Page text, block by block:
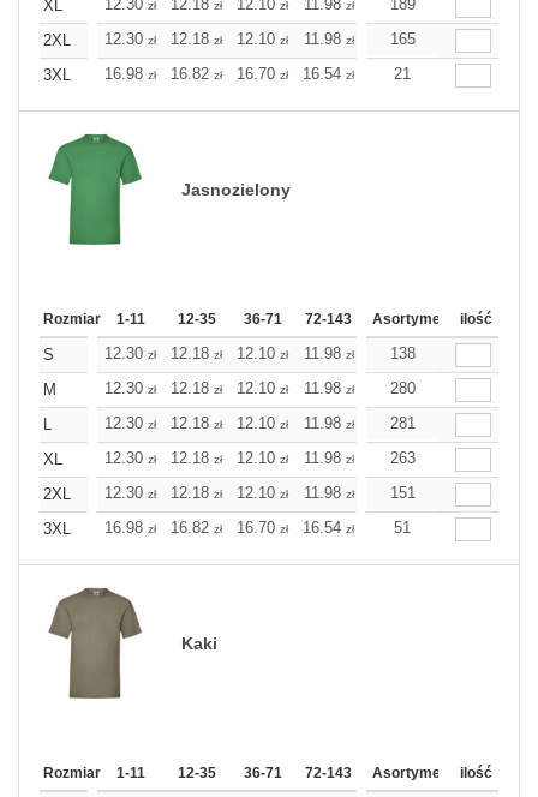
XL
12.30 zł 12.18 zł 12.10 zł 11.98 zł 11.86zł
189
2XL
12.30 zł 12.18 zł 12.10 zł 11.98 zł 11.86zł
165
3XL
16.98 zł 16.82 zł 16.70 zł 16.54 zł 16.38
21
Jasnozielony
Rozmiar 1-11 12-35 36-71 72-143 144-287 288 Dodaj
Asortyment ilość
S 12.30 zł 12.18 zł 12.10 zł 11.98 zł 11.86zł
138
M
12.30 zł 12.18 zł 12.10 zł 11.98 zł 11.86zł
280
L
12.30 zł 12.18 zł 12.10 zł 11.98 zł 11.86
281
XL
12.30 zł 12.18 zł 12.10 zł 11.98 zł 11.86zł
263
2XL
12.30 zł 12.18 zł 12.10 zł 11.98 zł 11.86
151
3XL
16.98 zł 16.82 zł 16.70 zł 16.54 zł 16.38
51
Kaki
Rozmiar 1-11 12-35 36-71 72-143 144-287 288 Dodaj
Asortyment ilość